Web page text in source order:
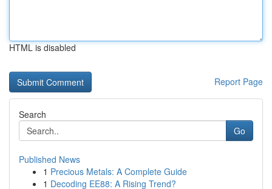
HTML is disabled
Report Page
Search
Go
Published News
1 Precious Metals: A Complete Guide
1 Decoding EE88: A Rising Trend?